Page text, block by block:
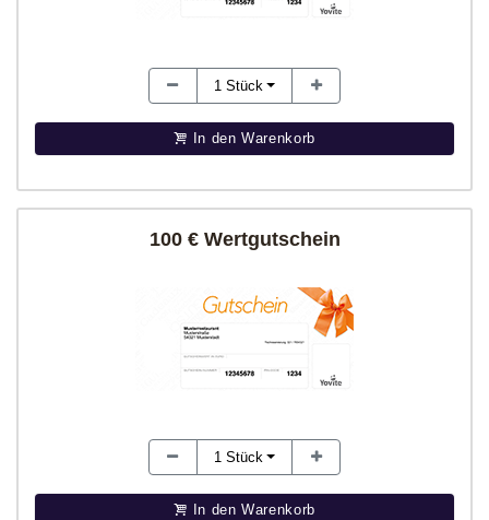
1 Stück
In den Warenkorb
100 € Wertgutschein
1 Stück
In den Warenkorb